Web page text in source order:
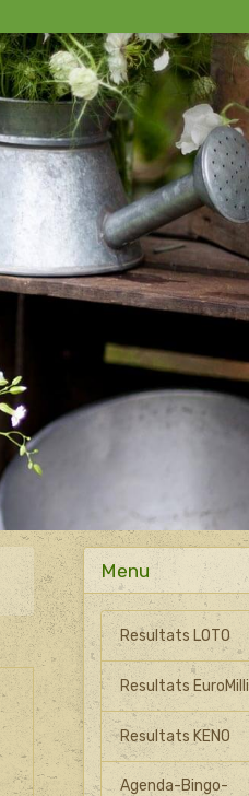
Menu
Resultats LOTO
Resultats
Resultats KENO
Agenda-Bingo-